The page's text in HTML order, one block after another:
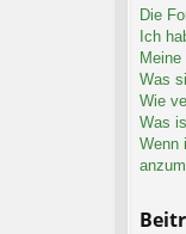
Die
Ich
Was
Wie
Was
Wenn